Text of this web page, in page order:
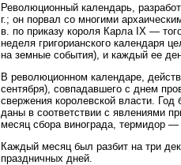
Революционный календарь,
г.; он порвал со многими
в. по приказу короля Карла IX —
неделя григорианского календаря
на земные события), и каждый ее
В революционном календаре,
сентября), совпадавшего с днем
свержения королевской власти.
даны в соответствии с явлениями
месяц сбора винограда, термидор
Каждый месяц был разбит на три
праздничных дней.